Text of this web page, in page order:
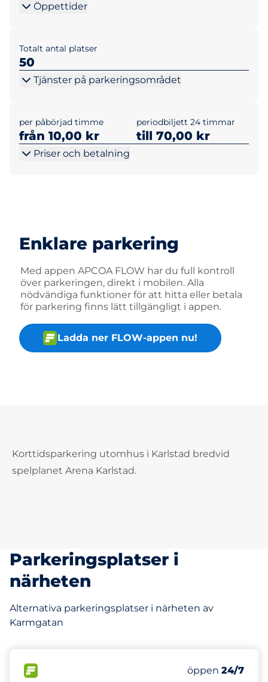
Öppettider
Totalt antal platser
50
Tjänster på parkeringsområdet
per påbörjad timme
från 10,00 kr
periodbiljett 24 timmar
till 70,00 kr
Priser och betalning
Enklare parkering
Med appen APCOA FLOW har du full kontroll
över parkeringen, direkt i mobilen. Alla
nödvändiga funktioner för att hitta eller betala
för parkering finns lätt tillgängligt i appen.
Ladda ner FLOW-appen nu!
Korttidsparkering utomhus i Karlstad bredvid
spelplanet Arena Karlstad.
Parkeringsplatser i
närheten
Alternativa parkeringsplatser i närheten av
Karmgatan
Antal
Totalt antal
Fredag
öppen 24/7
93 m